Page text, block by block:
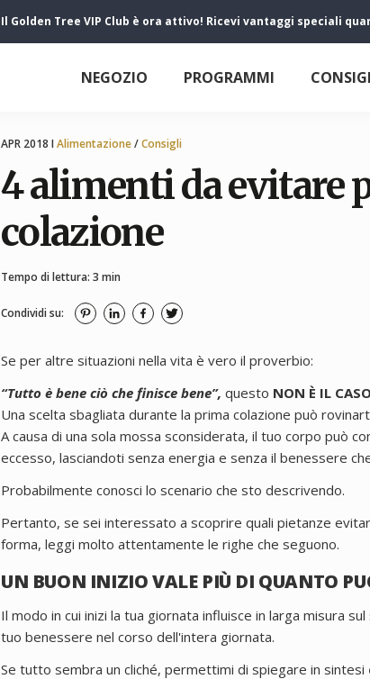
Il Golden Tree VIP Club è ora attivo! Ricevi vantaggi speciali
NEGOZIO PROGRAMMI
APR 2018 IAlimentazione/Consigli
4 alimenti da evitare
colazione
Tempo di lettura: 3 min
Condividi su:
Se per altre situazioni nella vita è vero il proverbio:
“Tutto è bene ciò che finisce bene”, questo NON È IL CASO
Una scelta sbagliata durante la prima colazione può
A causa di una sola mossa sconsiderata, il tuo corpo può
eccesso, lasciandoti senza energia e senza il benessere
Probabilmente conosci lo scenario che sto descrivendo.
Pertanto, se sei interessato a scoprire quali pietanze
forma, leggi molto attentamente le righe che seguono.
UN BUON INIZIO VALE PIÙ DI QUANTO
Il modo in cui inizi la tua giornata influisce in larga misura
tuo benessere nel corso dell'intera giornata.
Se tutto sembra un cliché, permettimi di spiegare in sintesi